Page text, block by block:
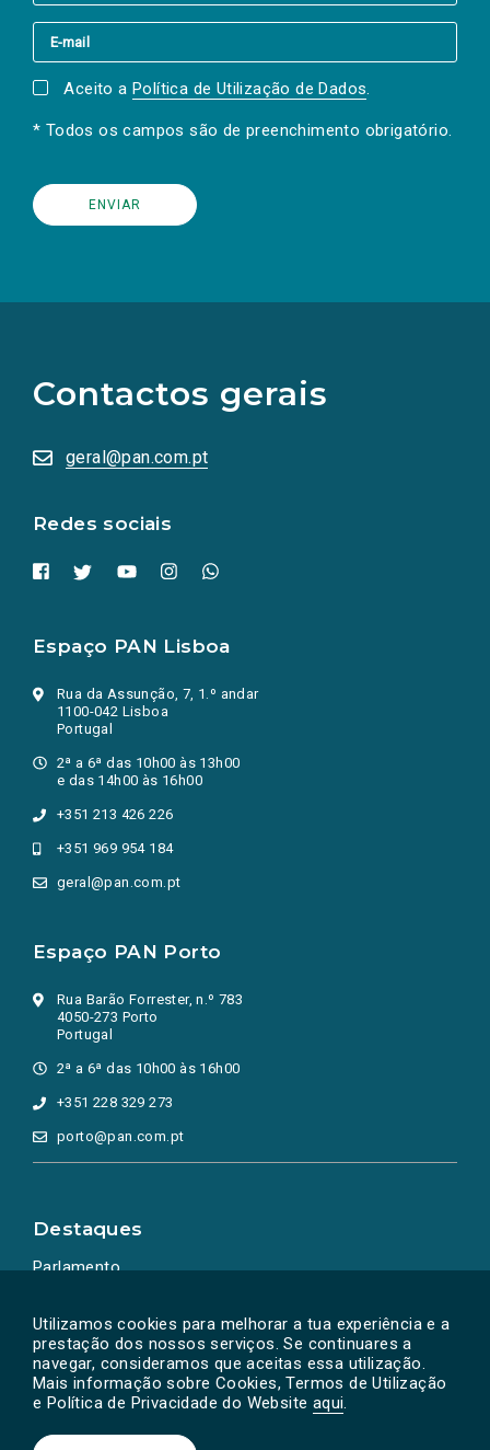
Utilizamos cookies para melhorar a tua experiência e a
prestação dos nossos serviços. Se continuares a
navegar, consideramos que aceitas essa utilização.
Mais informação sobre Cookies, Termos de Utilização
e Política de Privacidade do Website aqui.
Aceito a Política de Utilização de Dados.
* Todos os campos são de preenchimento obrigatório.
Contactos gerais
geral@pan.com.pt
Redes sociais
redes
sociais
numa
nova
Espaço PAN Lisboa
Rua da Assunção, 7, 1.º andar
1100-042 Lisboa
Portugal
2ª a 6ª das 10h00 às 13h00
e das 14h00 às 16h00
+351 213 426 226
+351 969 954 184
geral@pan.com.pt
Espaço PAN Porto
Rua Barão Forrester, n.º 783
4050-273 Porto
Portugal
2ª a 6ª das 10h00 às 16h00
+351 228 329 273
porto@pan.com.pt
Destaques
Parlamento